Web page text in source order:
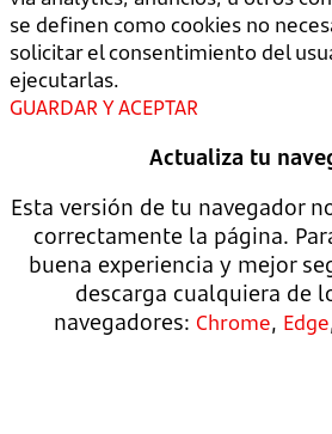
se definen como cookies no
solicitar el consentimiento del
ejecutarlas.
GUARDAR Y ACEPTAR
Actualiza tu
Esta versión de tu navegador
correctamente la página.
buena experiencia y mejor
descarga cualquiera de
navegadores: Chrome, Edge